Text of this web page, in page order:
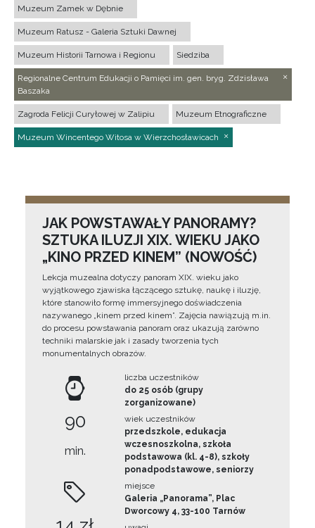
Muzeum Zamek w Dębnie
Muzeum Ratusz - Galeria Sztuki Dawnej
Muzeum Historii Tarnowa i Regionu Siedziba
Regionalne Centrum Edukacji o Pamięci im. gen. bryg. Zdzisława
Baszaka
Zagroda Felicji Curyłowej w Zalipiu Muzeum Etnograficzne
Muzeum Wincentego Witosa w Wierzchosławicach
JAK POWSTAWAŁY PANORAMY?
SZTUKA ILUZJI XIX. WIEKU JAKO
„KINO PRZED KINEM” (NOWOŚĆ)
Lekcja muzealna dotyczy panoram XIX. wieku jako
wyjątkowego zjawiska łączącego sztukę, naukę i iluzję,
które stanowiło formę immersyjnego doświadczenia
nazywanego „kinem przed kinem”. Zajęcia nawiązują m.in.
do procesu powstawania panoram oraz ukazują zarówno
techniki malarskie jak i zasady tworzenia tych
monumentalnych obrazów.
90
min.
liczba uczestników
do 25 osób (grupy
zorganizowane)
wiek uczestników
przedszkole, edukacja
wczesnoszkolna, szkoła
podstawowa (kl. 4-8), szkoły
ponadpodstawowe, seniorzy
miejsce
Galeria „Panorama”, Plac
Dworcowy 4, 33-100 Tarnów